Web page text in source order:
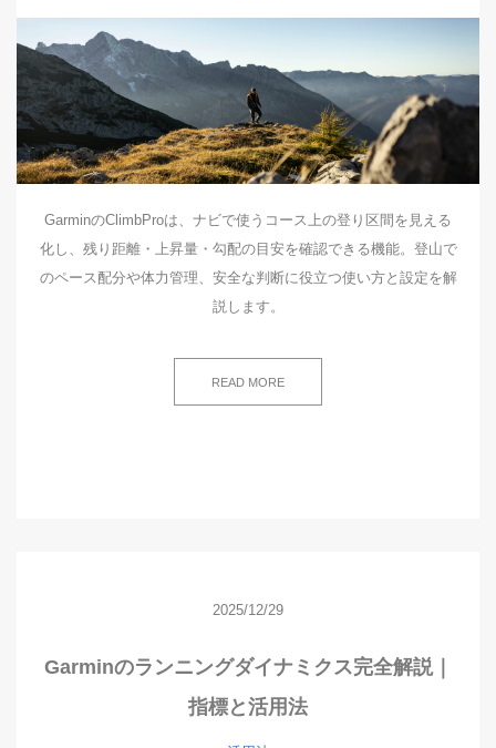
GarminのClimbProは、ナビで使うコース上の登り区間を見える
化し、残り距離・上昇量・勾配の目安を確認できる機能。登山で
のペース配分や体力管理、安全な判断に役立つ使い方と設定を解
説します。
READ MORE
2025/12/29
Garminのランニングダイナミクス完全解説｜
指標と活用法